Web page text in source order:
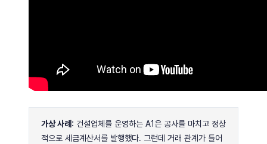
가상 사례: 건설업체를 운영하는 A1은 공사를 마치고 정상
적으로 세금계산서를 발행했다. 그런데 거래 관계가 틀어